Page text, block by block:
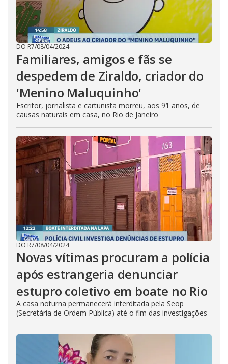
DO R7/08/04/2024
Familiares, amigos e fãs se
despedem de Ziraldo, criador do
'Menino Maluquinho'
Escritor, jornalista e cartunista morreu, aos 91 anos, de
causas naturais em casa, no Rio de Janeiro
DO R7/08/04/2024
Novas vítimas procuram a polícia
após estrangeria denunciar
estupro coletivo em boate no Rio
A casa noturna permanecerá interditada pela Seop
(Secretária de Ordem Pública) até o fim das investigações